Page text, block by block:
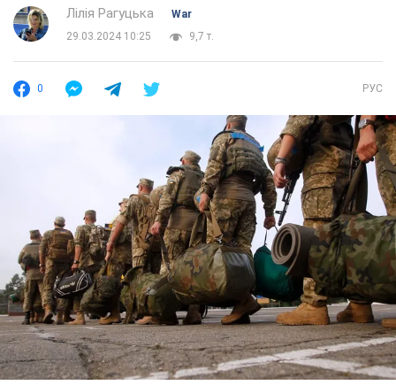
Лілія Рагуцька
War
29.03.2024 10:25
9,7 т.
0 РУС